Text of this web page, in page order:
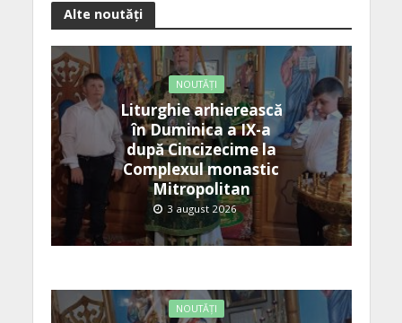
Alte noutăți
NOUTĂȚI
Liturghie arhierească
în Duminica a IX-a
după Cincizecime la
Complexul monastic
Mitropolitan
3 august 2026
NOUTĂȚI